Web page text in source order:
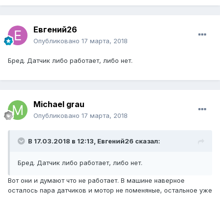
Евгений26
Опубликовано 17 марта, 2018
Бред. Датчик либо работает, либо нет.
Michael grau
Опубликовано 17 марта, 2018
В 17.03.2018 в 12:13, Евгений26 сказал:
Бред. Датчик либо работает, либо нет.
Вот они и думают что не работает. В машине наверное
осталось пара датчиков и мотор не поменяные, остальное уже